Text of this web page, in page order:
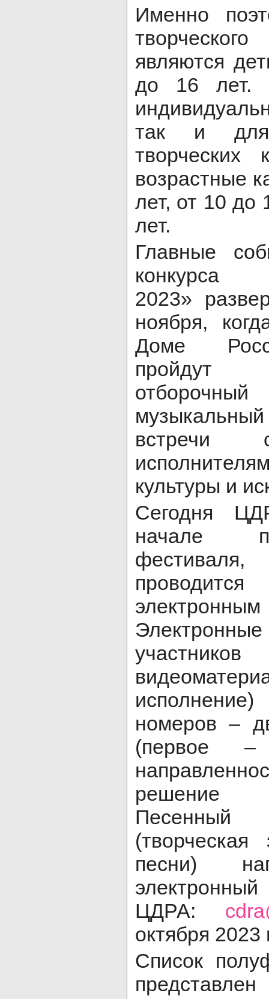
Именно
являются
до 16 лет.
так и
творческих
возрастные
лет, от 10 до
лет.
Главные
конкурса
2023»
ноября,
Доме
встречи
культуры и
Сегодня
начале
номеров –
(первое –
решение
песни)
ЦДРА:
октября 2023
Список